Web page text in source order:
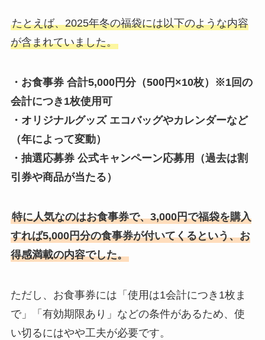
たとえば、2025年冬の福袋には以下のような内容
が含まれていました。
・お食事券 合計5,000円分（500円×10枚）※1回の
会計につき1枚使用可
・オリジナルグッズ エコバッグやカレンダーなど
（年によって変動）
・抽選応募券 公式キャンペーン応募用（過去は割
引券や商品が当たる）
特に人気なのはお食事券で、3,000円で福袋を購入
すれば5,000円分の食事券が付いてくるという、お
得感満載の内容でした。
ただし、お食事券には「使用は1会計につき1枚ま
で」「有効期限あり」などの条件があるため、使
い切るにはやや工夫が必要です。